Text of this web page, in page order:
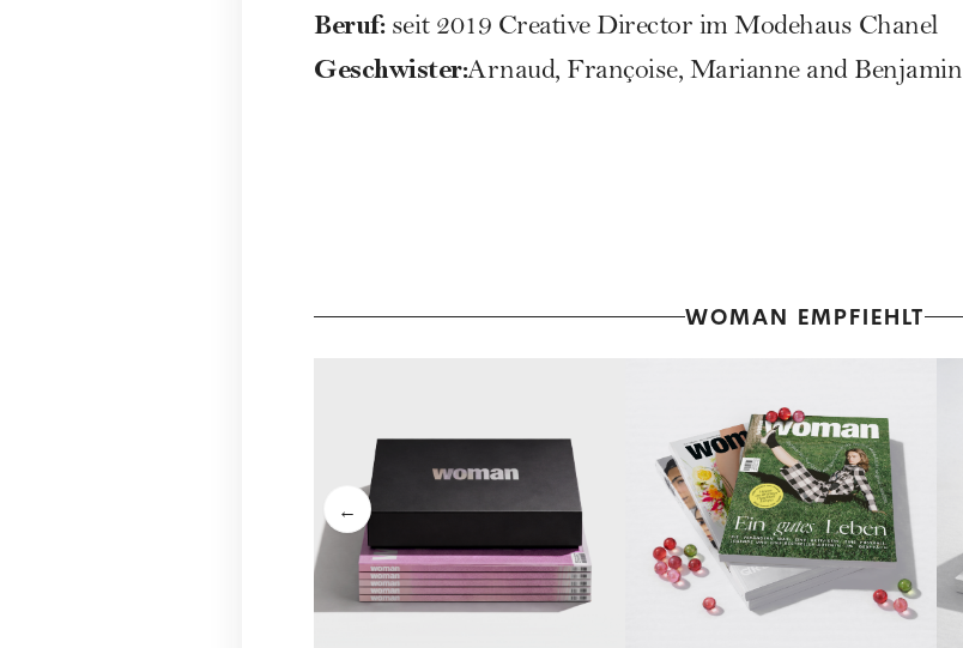
Beruf:seit 2019 Creative Director im Modehaus Chanel
Geschwister:Arnaud, Françoise, Marianne and Benjamin
WOMAN EMPFIEHLT
←